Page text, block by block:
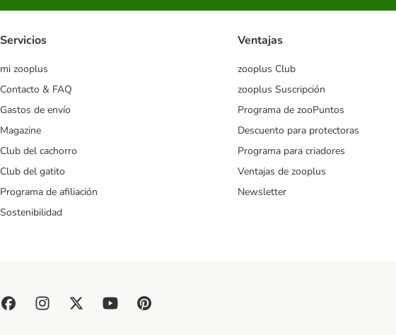
Servicios
mi zooplus
Contacto & FAQ
Gastos de envío
Magazine
Club del cachorro
Club del gatito
Programa de afiliación
Sostenibilidad
Ventajas
zooplus Club
zooplus Suscripción
Programa de zooPuntos
Descuento para protectoras
Programa para criadores
Ventajas de zooplus
Newsletter